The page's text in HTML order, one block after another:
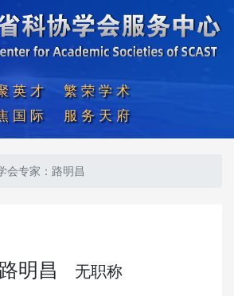
英才  繁荣学术
国际  服务天府
会专家：路明昌
路明昌 无职称